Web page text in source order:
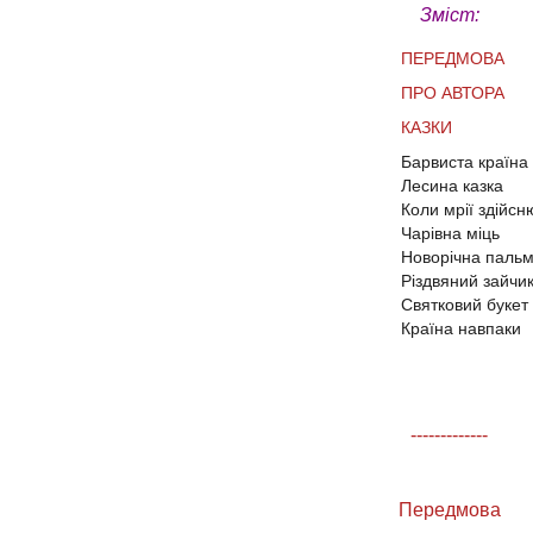
Зміст:
ПЕРЕДМОВА
ПРО АВТОРА
КАЗКИ
Барвиста країна
Лесина казка
Коли мрiї
Чарiвна мiць
Новорiчна
Рiздвяний зайчик
Святковий букет
Країна навпаки
-------------
Передмова